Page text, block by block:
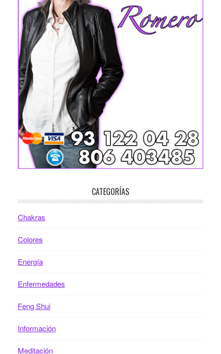
CATEGORÍAS
Chakras
Colores
Energía
Enfermedades
Feng Shui
Información
Meditación